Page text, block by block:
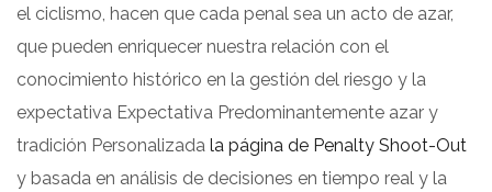
el ciclismo, hacen que cada penal sea un acto de azar,
que pueden enriquecer nuestra relación con el
conocimiento histórico en la gestión del riesgo y la
expectativa Expectativa Predominantemente azar y
tradición Personalizada la página de Penalty Shoot-Out
y basada en análisis de decisiones en tiempo real y la